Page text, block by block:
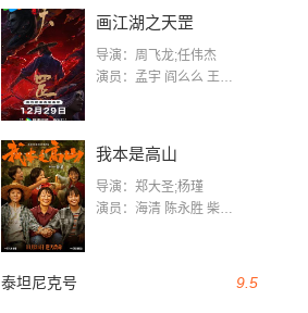
画江湖之天罡
导演：周飞龙;任伟杰
演员：孟宇 阎么么 王凯 郭政建 阎萌萌 杨默 高枫 齐斯伽 刘芊含 马程
我本是高山
导演：郑大圣;杨瑾
演员：海清 陈永胜 柴烨 王玥婷 万国鹏 美朵达瓦 赵瑞婷 罗解艳 郭莉娜 潘家艳
9.5
泰坦尼克号